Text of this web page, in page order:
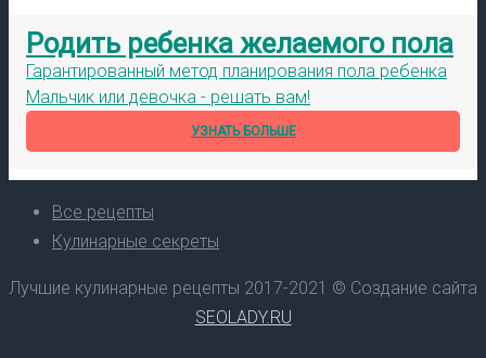
Родить ребенка желаемого пола
Гарантированный метод планирования пола ребенка
Мальчик или девочка - решать вам!
УЗНАТЬ БОЛЬШЕ
Все рецепты
Кулинарные секреты
Лучшие кулинарные рецепты 2017-2021 © Создание сайта
SEOLADY.RU